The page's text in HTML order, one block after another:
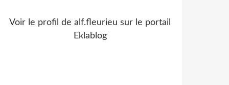
Voir le profil de alf.fleurieu sur le portail
Eklablog